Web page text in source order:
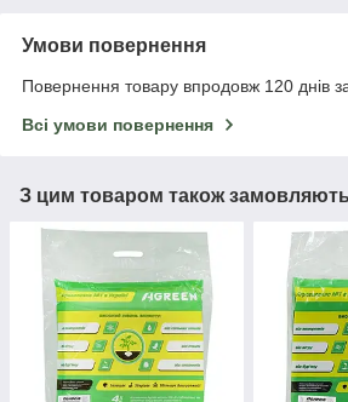
Умови повернення
Повернення товару впродовж 120 днів
Всі умови повернення
З цим товаром також замовляють